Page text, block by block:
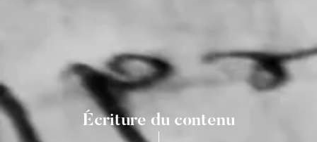
Écriture du contenu